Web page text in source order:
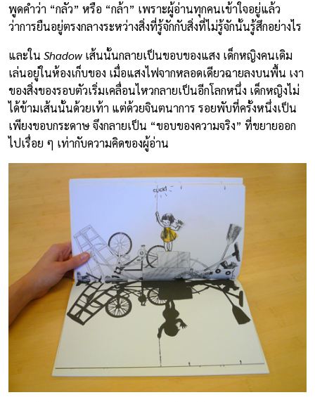
พูดคำว่า “กลัว” หรือ “กล้า” เพราะผู้อ่านทุกคนเข้าใจอยู่แล้ว
ว่าการยืนอยู่ตรงกลางระหว่างสิ่งที่รู้จักกับสิ่งที่ไม่รู้จักนั้นรู้สึกอย่างไร
และใน Shadow เส้นนั้นกลายเป็นขอบของแสง เด็กหญิงคนเดิม
เล่นอยู่ในห้องเก็บของ เมื่อแสงไฟจากหลอดเดียวฉายลงบนพื้น เงา
ของสิ่งของรอบตัวเริ่มเคลื่อนไหวกลายเป็นอีกโลกหนึ่ง เด็กหญิงไม่
ได้ข้ามเส้นนั้นด้วยเท้า แต่ด้วยจินตนาการ รอยพับที่ครั้งหนึ่งเป็น
เพียงขอบกระดาษ จึงกลายเป็น “ขอบของความจริง” ที่ขยายออก
ไปเรื่อย ๆ เท่ากับความคิดของผู้อ่าน